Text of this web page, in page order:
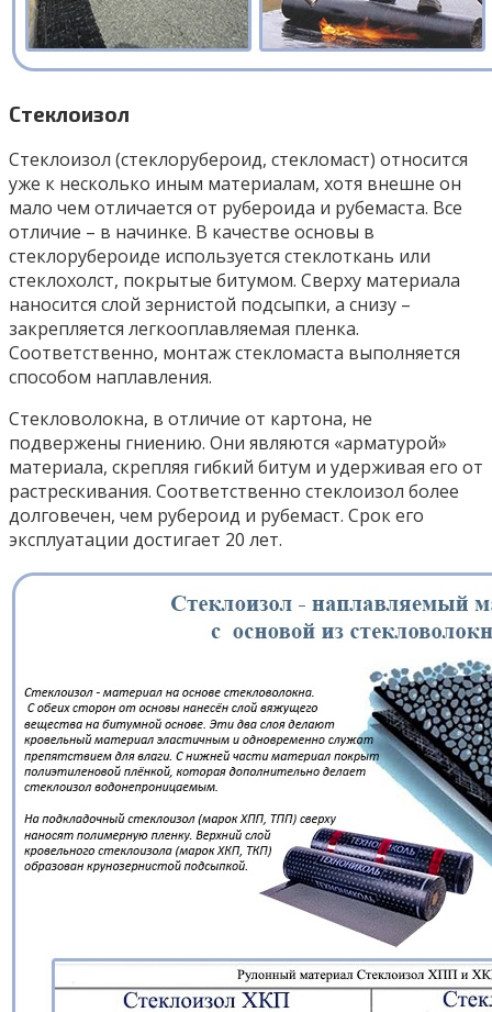
Стеклоизол
Стеклоизол (стеклорубероид, стекломаст) относится
уже к несколько иным материалам, хотя внешне он
мало чем отличается от рубероида и рубемаста. Все
отличие – в начинке. В качестве основы в
стеклорубероиде используется стеклоткань или
стеклохолст, покрытые битумом. Сверху материала
наносится слой зернистой подсыпки, а снизу –
закрепляется легкооплавляемая пленка.
Соответственно, монтаж стекломаста выполняется
способом наплавления.
Стекловолокна, в отличие от картона, не
подвержены гниению. Они являются «арматурой»
материала, скрепляя гибкий битум и удерживая его от
растрескивания. Соответственно стеклоизол более
долговечен, чем рубероид и рубемаст. Срок его
эксплуатации достигает 20 лет.